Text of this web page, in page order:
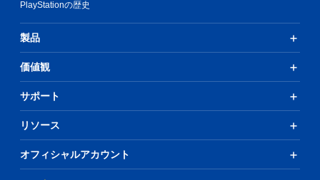
PlayStationの歴史
製品
価値観
サポート
リソース
オフィシャルアカウント